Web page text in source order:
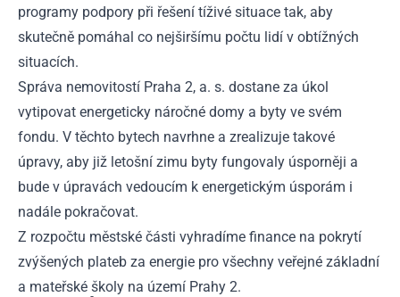
programy podpory při řešení tíživé situace tak, aby
skutečně pomáhal co nejširšímu počtu lidí v obtížných
situacích.
Správa nemovitostí Praha 2, a. s. dostane za úkol
vytipovat energeticky náročné domy a byty ve svém
fondu. V těchto bytech navrhne a zrealizuje takové
úpravy, aby již letošní zimu byty fungovaly úsporněji a
bude v úpravách vedoucím k energetickým úsporám i
nadále pokračovat.
Z rozpočtu městské části vyhradíme finance na pokrytí
zvýšených plateb za energie pro všechny veřejné základní
a mateřské školy na území Prahy 2.